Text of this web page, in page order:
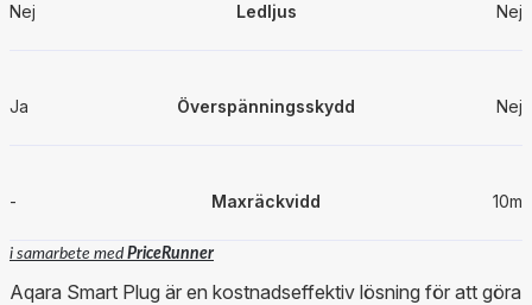
Nej Ledljus Nej
Ja Överspänningsskydd Nej
- Maxräckvidd 10m
i samarbete medPriceRunner
Aqara Smart Plug är en kostnadseffektiv lösning för att göra